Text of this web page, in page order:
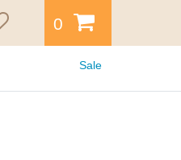
0
Sale